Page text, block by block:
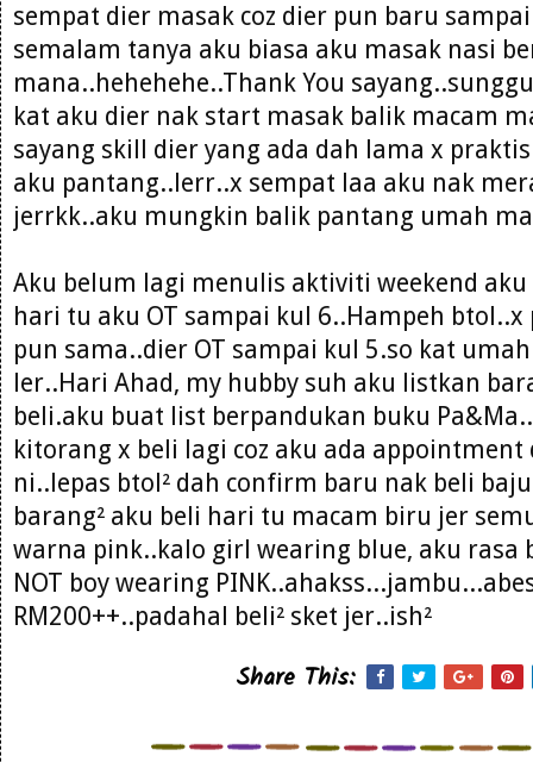
sempat dier masak coz dier pun baru
semalam tanya aku biasa aku masak nasi
mana..hehehehe..Thank You
kat aku dier nak start masak balik macam
sayang skill dier yang ada dah lama x
aku pantang..lerr..x sempat laa aku nak
jerrkk..aku mungkin balik pantang umah
Aku belum lagi menulis aktiviti weekend
hari tu aku OT sampai kul 6..Hampeh
pun sama..dier OT sampai kul 5.so kat
ler..Hari Ahad, my hubby suh aku listkan
beli.aku buat list berpandukan buku
kitorang x beli lagi coz aku ada appointment
ni..lepas btol² dah confirm baru nak beli
barang² aku beli hari tu macam biru jer
warna pink..kalo girl wearing blue, aku rasa
NOT boy wearing
RM200++..padahal beli² sket jer..ish²
Share This: